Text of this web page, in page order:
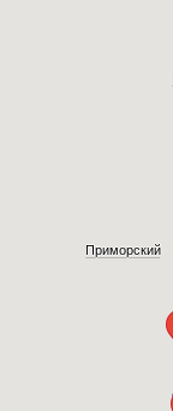
Приморский